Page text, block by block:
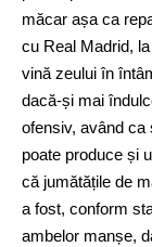
măcar așa ca
cu Real Madrid,
vină zeului în
dacă-și mai
ofensiv, având ca
poate produce și
că jumătățile de
a fost, conform
ambelor manșe,